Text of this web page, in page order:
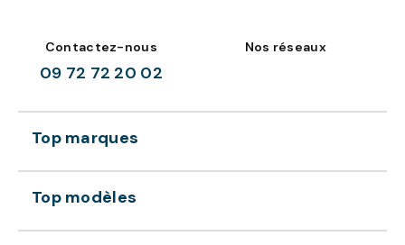
Contactez-nous
09 72 72 20 02
Nos réseaux
Top marques
Top modèles